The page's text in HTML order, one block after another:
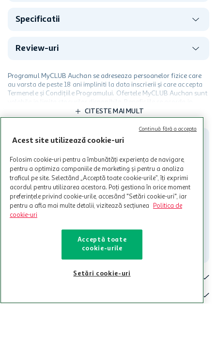
Specificatii
Review-uri
Programul MyCLUB Auchan se adreseaza persoanelor fizice care
au varsta de peste 18 ani impliniti la data inscrierii și care accepta
Termenele și Condițiile Programului. Ofertele MyCLUB Auchan sunt
valabile in limita stocurilor disponibile. Beneficiile se acorda in
limita a 12 unitati / card client o singura data in perioada promotiei.
Cardul poate fi utilizat doar in legatura cu magazinele Auchan
participante și pentru acțiuni promotionale indicate de Auchan si
nu poate fi utilizat in legatura cu alti comercianți sau pentru alte
care aceste este suspendat sau in perioada in care sunt efectuate
intretineri sau reparatii tehnice la sistemul de utilizarea al Cardului.
CITESTE MAI MULT
Contacteaza-ne!
Iti stam mereu la dispozitie.
Contact
Acest site utilizează cookie-uri
Folosim cookie-uri pentru a îmbunătăți experiența de navigare,
pentru a optimiza campaniile de marketing și pentru a analiza
traficul pe site. Selectând „Acceptă toate cookie-urile”, îți exprimi
acordul pentru utilizarea acestora. Poți gestiona în orice moment
preferințele privind cookie-urile, accesând "Setări cookie-uri", iar
pentru a afla mai multe detalii, vizitează secțiunea
Politica de
cookie-uri
Acceptă toate
cookie-urile
Setări cookie-uri
Continuă fără a accepta